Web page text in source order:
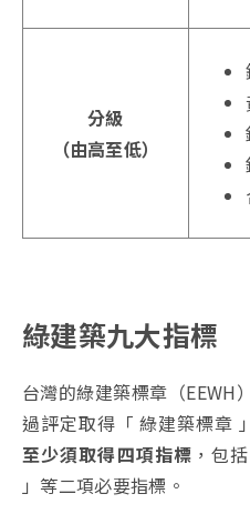
分級
（由高至低）
綠建築九大指標
台灣的綠建築標章（EEWH
過評定取得「 綠建築標章
至少須取得四項指標 ，包
」等二項必要指標。